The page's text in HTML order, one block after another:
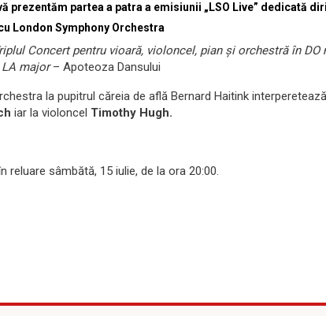
prezentăm partea a patra a emisiunii „LSO Live” dedicată
London Symphony Orchestra
Concert pentru vioară, violoncel, pian și orchestră în DO
major– Apoteoza Dansului
la pupitrul căreia de află Bernard Haitink
iar la violoncel Timothy Hugh.
reluare sâmbătă, 15 iulie, de la ora 20:00.